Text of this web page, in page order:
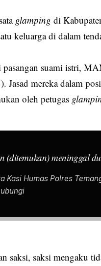
glamping di
keluargadi dalam
suami istri,
Jasad mereka dalam
oleh petugas
(ditemukan) meninggal
Kasi Humas Polres
saksi, saksi mengaku